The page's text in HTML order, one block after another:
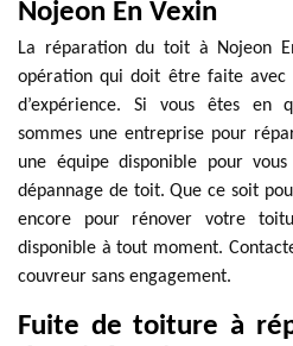
Nojeon En Vexin
La réparation du toit à Nojeon
opération qui doit être faite avec
d’expérience. Si vous êtes en
sommes une entreprise pour
une équipe disponible pour
dépannage de toit. Que ce soit
encore pour rénover votre
disponible à tout moment.
couvreur sans engagement.
Fuite de toiture à